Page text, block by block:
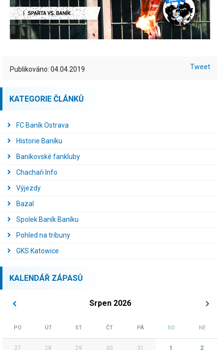
Publikováno: 04.04.2019 Tweet
KATEGORIE ČLÁNKŮ
FC Baník Ostrava
Historie Baníku
Baníkovské fankluby
Chachaři Info
Výjezdy
Bazal
Spolek Baník Baníku
Pohled na tribuny
GKS Katowice
KALENDÁŘ ZÁPASŮ
Srpen 2026
PO ÚT ST ČT PÁ SO NE
27 28 29 30 31 1 2